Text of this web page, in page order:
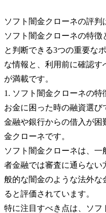
ソフト闇金クローネの評
ソフト闇金クローネの特
と判断できる3つの重要な
な情報と、利用前に確認
が満載です。
1. ソフト闇金クローネの特
お金に困った時の融資選
金融や銀行からの借入が困
金クローネです。
ソフト闇金クローネは、
者金融では審査に通らない
般的な闇金のような法外な
ると評価されています。
特に注目すべき点は、ソ